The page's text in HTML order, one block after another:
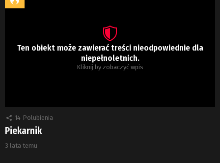
Ten obiekt może zawierać treści nieodpowiednie dla
niepełnoletnich.
Kliknij by zobaczyć wpis
14 Polubienia
Piekarnik
3 lata temu